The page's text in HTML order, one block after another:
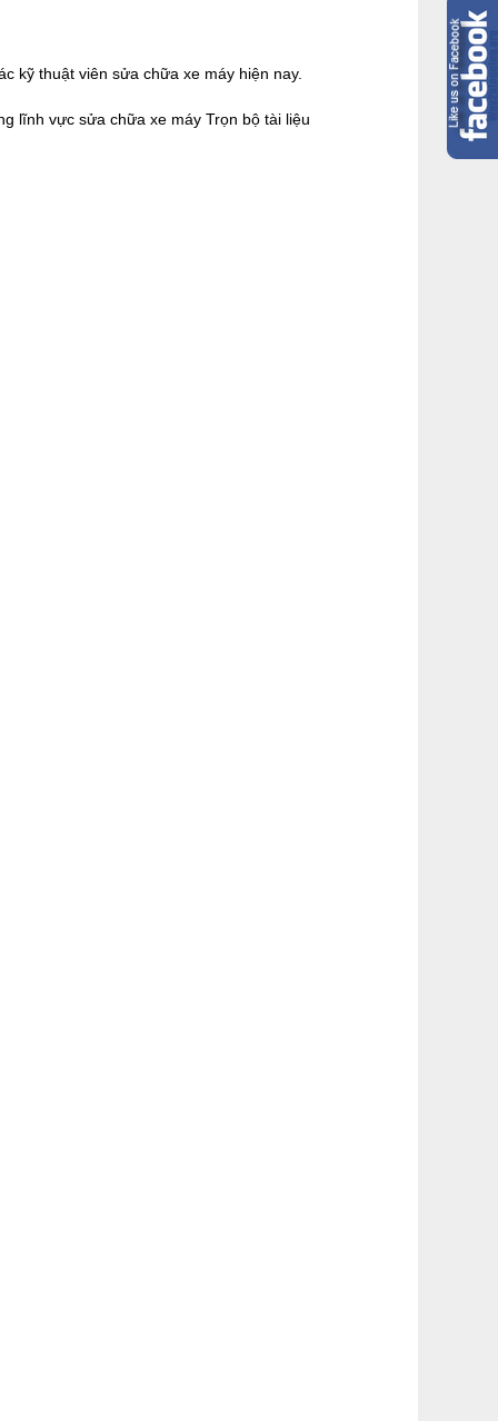
kỹ thuật viên sửa chữa xe máy hiện nay.
lĩnh vực sửa chữa xe máy Trọn bộ tài liệu